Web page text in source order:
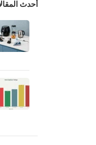
أحدث